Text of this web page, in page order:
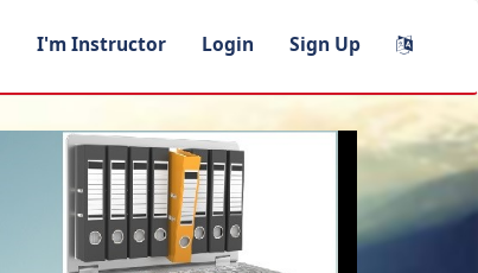
I'm Instructor Login Sign Up